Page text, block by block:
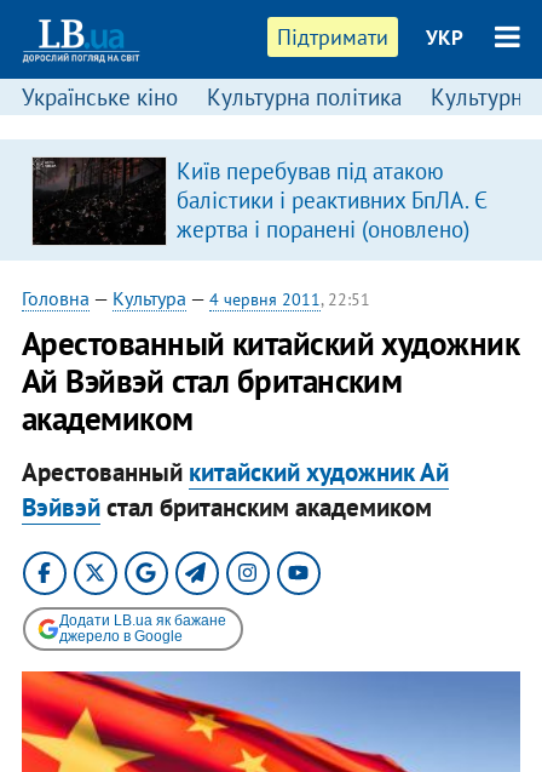
Підтримати УКР
Українське кіно Культурна політика Культурні
Київ перебував під атакою
балістики і реактивних БпЛА. Є
жертва і поранені (оновлено)
Головна — Культура — 4 червня 2011, 22:51
Арестованный китайский художник
Ай Вэйвэй стал британским
академиком
Арестованный китайский художник Ай
Вэйвэйстал британским академиком
Додати LB.ua як бажане
джерело в Google